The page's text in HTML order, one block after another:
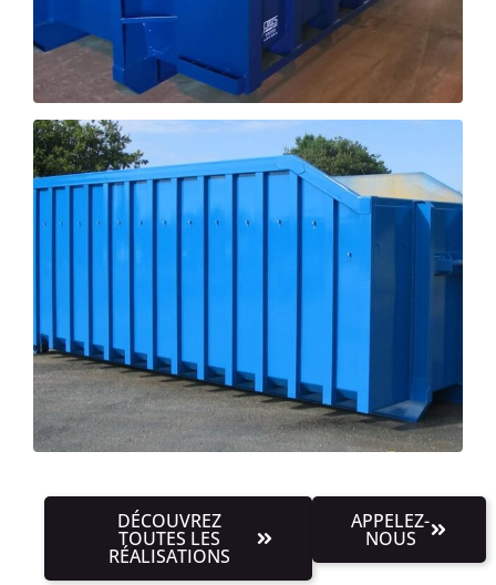
DÉCOUVREZ
TOUTES LES
RÉALISATIONS
APPELEZ-
NOUS